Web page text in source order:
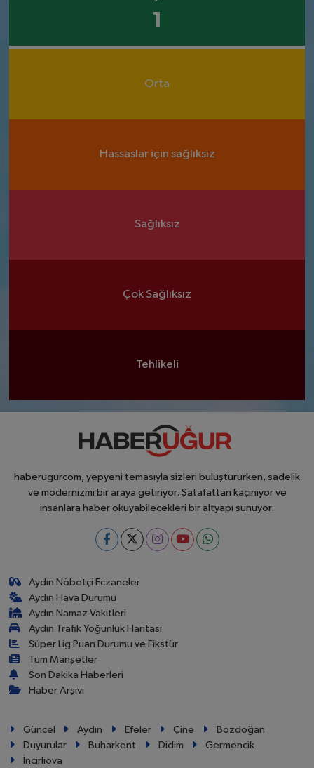
1
Orta
Hassaslar için sağlıksız
Sağlıksız
Çok Sağlıksız
Tehlikeli
haberugurcom, yepyeni temasıyla sizleri buluştururken, sadelik
ve modernizmi bir araya getiriyor. Şatafattan kaçınıyor ve
insanlara haber okuyabilecekleri bir altyapı sunuyor.
Aydın Nöbetçi Eczaneler
Aydın Hava Durumu
Aydın Namaz Vakitleri
Aydın Trafik Yoğunluk Haritası
Süper Lig Puan Durumu ve Fikstür
Tüm Manşetler
Son Dakika Haberleri
Haber Arşivi
Güncel Aydın Efeler Çine
Bozdoğan
Duyurular
Buharkent Didim
Germencik
İncirliova